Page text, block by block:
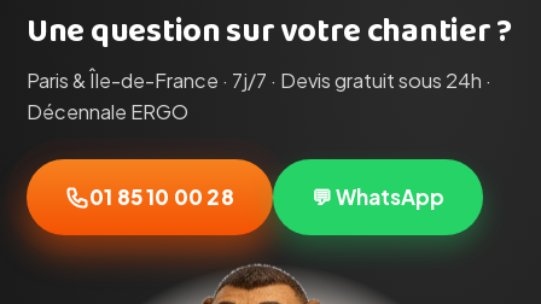
Une question sur votre chantier ?
Paris & Île-de-France · 7j/7 · Devis gratuit sous 24h ·
Décennale ERGO
01 85 10 00 28 💬 WhatsApp